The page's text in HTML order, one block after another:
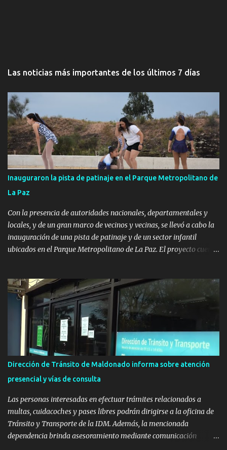
Las noticias más importantes de los últimos 7 días
Inauguraron la pista de patinaje en el Parque Metropolitano de
La Paz
Con la presencia de autoridades nacionales, departamentales y
locales, y de un gran marco de vecinos y vecinas, se llevó a cabo la
inauguración de una pista de patinaje y de un sector infantil
ubicados en el Parque Metropolitano de La Paz. El proyecto cuenta
Pública de OPP, así como aportes del Gobierno de Canelones y del
Ministerio de Transporte y Obras Públicas. La nueva
infraestructura deportiva consiste en una plataforma de 35 m por
20 m con banco de hormigón sobre sus laterales. Su destino será
polifuncional, permitiendo la práctica de patín, hockey, gimnasia y
la realización de eventos culturales. Próximo a la pista, se
instalaron juegos infantiles y equipamiento urbano (bancos de
nuevos pavimentos e iluminación. La totalidad de estas obras
implicaron una inversión estimada ...
Dirección de Tránsito de Maldonado informa sobre atención
presencial y vías de consulta
Las personas interesadas en efectuar trámites relacionados a
multas, cuidacoches y pases libres podrán dirigirse a la oficina de
Tránsito y Transporte de la IDM. Además, la mencionada
dependencia brinda asesoramiento mediante comunicación